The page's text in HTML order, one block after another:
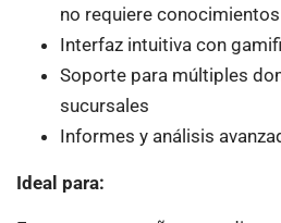
no requiere
Interfaz intuitiva con
Soporte para múltiples
sucursales
Informes y análisis
Ideal para: